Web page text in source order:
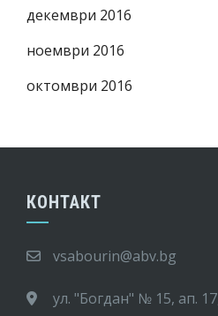
декември 2016
ноември 2016
октомври 2016
КОНТАКТ
vsabourin@abv.bg
ул. "Богдан" № 15, ап.